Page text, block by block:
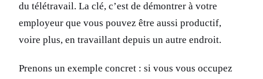
du télétravail. La clé, c’est de démontrer à votre
employeur que vous pouvez être aussi productif,
voire plus, en travaillant depuis un autre endroit.
Prenons un exemple concret : si vous vous occupez